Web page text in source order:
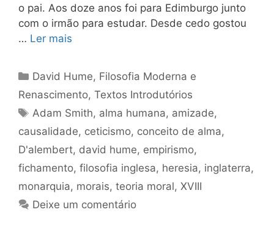
o pai. Aos doze anos foi para Edimburgo junto
com o irmão para estudar. Desde cedo gostou
… Ler mais
Categorias
David Hume, Filosofia Moderna e
Renascimento, Textos Introdutórios
Tags
Adam Smith, alma humana, amizade,
causalidade, ceticismo, conceito de alma,
D'alembert, david hume, empirismo,
fichamento, filosofia inglesa, heresia, inglaterra,
monarquia, morais, teoria moral, XVIII
Deixe um comentário